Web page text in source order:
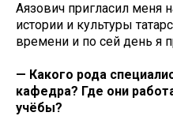
Аязович пригласил меня
истории и культуры
времени и по сей день я
— Какого рода
кафедра? Где они
учёбы?